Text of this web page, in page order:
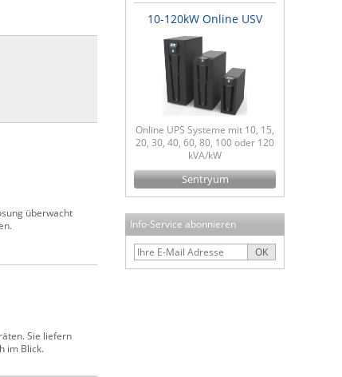
überwacht
Sie liefern
im Blick.
10-120kW Online USV
Online UPS Systeme mit 10, 15,
20, 30, 40, 60, 80, 100 oder 120
kVA/kW
Sentryum
Info-Service abonnieren
OK